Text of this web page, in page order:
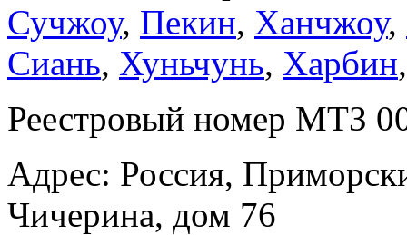
Сучжоу, Пекин, Ханчжоу,
Сиань, Хуньчунь, Харбин
Реестровый номер МТЗ
Адрес: Россия,
Чичерина, дом 76